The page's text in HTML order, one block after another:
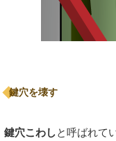
鍵穴を壊す
鍵穴こわしと呼ばれて